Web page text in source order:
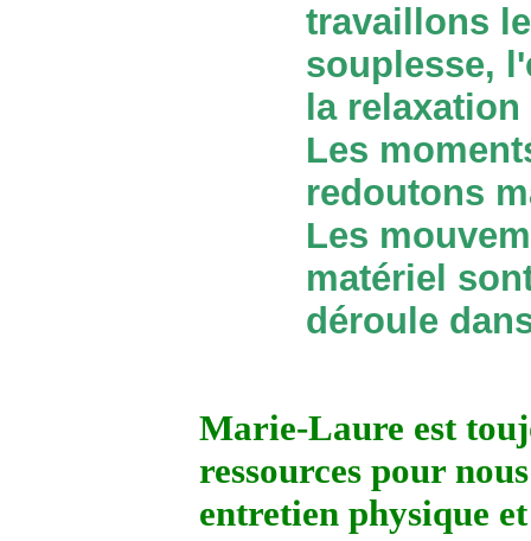
travaillons
souplesse,
la
Les
redoutons
Les
matériel
déroule
Marie-Laure est
ressources pour
entretien physique